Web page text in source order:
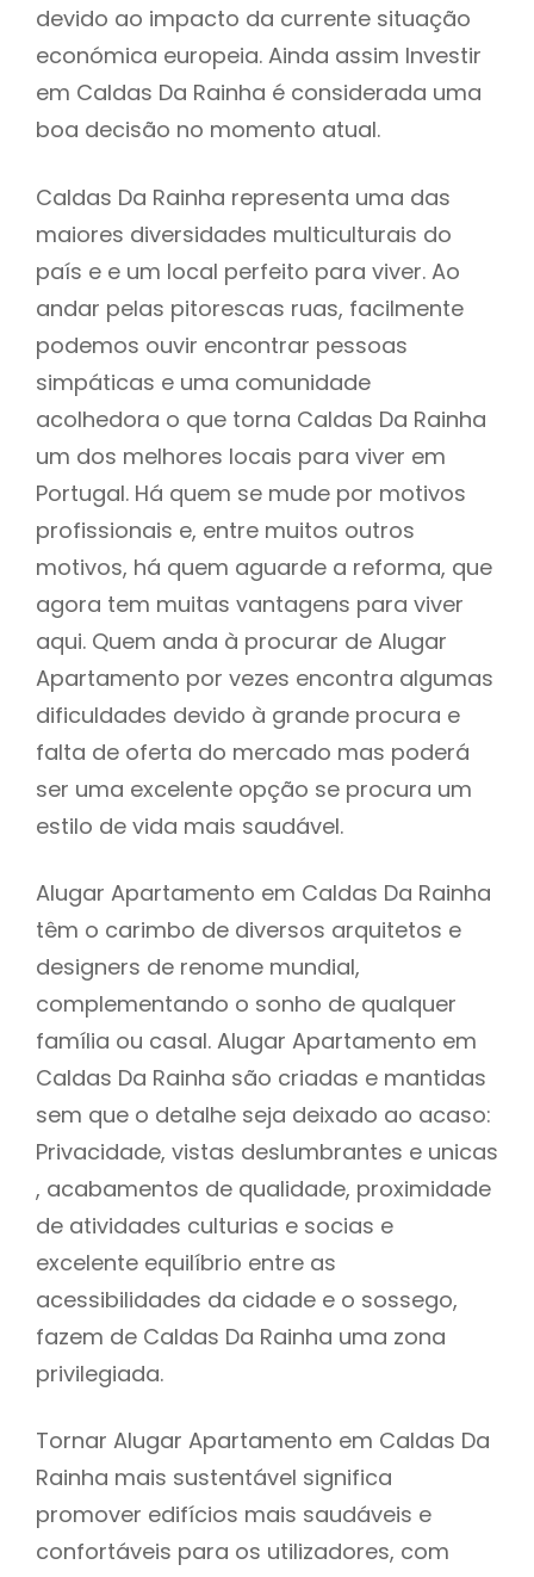
devido ao impacto da currente situação
económica europeia. Ainda assim Investir
em Caldas Da Rainha é considerada uma
boa decisão no momento atual.
Caldas Da Rainha representa uma das
maiores diversidades multiculturais do
país e e um local perfeito para viver. Ao
andar pelas pitorescas ruas, facilmente
podemos ouvir encontrar pessoas
simpáticas e uma comunidade
acolhedora o que torna Caldas Da Rainha
um dos melhores locais para viver em
Portugal. Há quem se mude por motivos
profissionais e, entre muitos outros
motivos, há quem aguarde a reforma, que
agora tem muitas vantagens para viver
aqui. Quem anda à procurar de Alugar
Apartamento por vezes encontra algumas
dificuldades devido à grande procura e
falta de oferta do mercado mas poderá
ser uma excelente opção se procura um
estilo de vida mais saudável.
Alugar Apartamento em Caldas Da Rainha
têm o carimbo de diversos arquitetos e
designers de renome mundial,
complementando o sonho de qualquer
família ou casal. Alugar Apartamento em
Caldas Da Rainha são criadas e mantidas
sem que o detalhe seja deixado ao acaso:
Privacidade, vistas deslumbrantes e unicas
, acabamentos de qualidade, proximidade
de atividades culturias e socias e
excelente equilíbrio entre as
acessibilidades da cidade e o sossego,
fazem de Caldas Da Rainha uma zona
privilegiada.
Tornar Alugar Apartamento em Caldas Da
Rainha mais sustentável significa
promover edifícios mais saudáveis e
confortáveis para os utilizadores, com